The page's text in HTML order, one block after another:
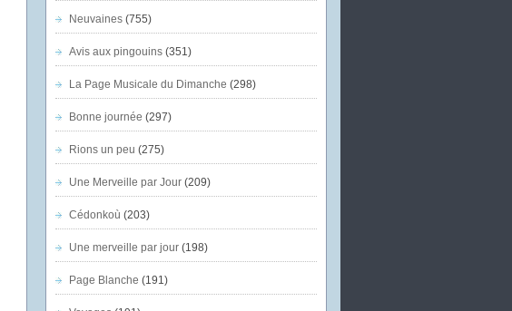
Neuvaines(755)
Avis aux pingouins(351)
La Page Musicale du Dimanche (298)
Bonne journée (297)
Rions un peu (275)
Une Merveille par Jour(209)
Cédonkoù (203)
Une merveille par jour(198)
Page Blanche (191)